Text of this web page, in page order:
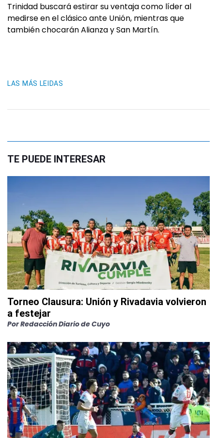
Trinidad buscará estirar su ventaja como líder al
medirse en el clásico ante Unión, mientras que
también chocarán Alianza y San Martín.
LAS MÁS LEIDAS
TE PUEDE INTERESAR
Torneo Clausura: Unión y Rivadavia volvieron
a festejar
PorRedacción Diario de Cuyo